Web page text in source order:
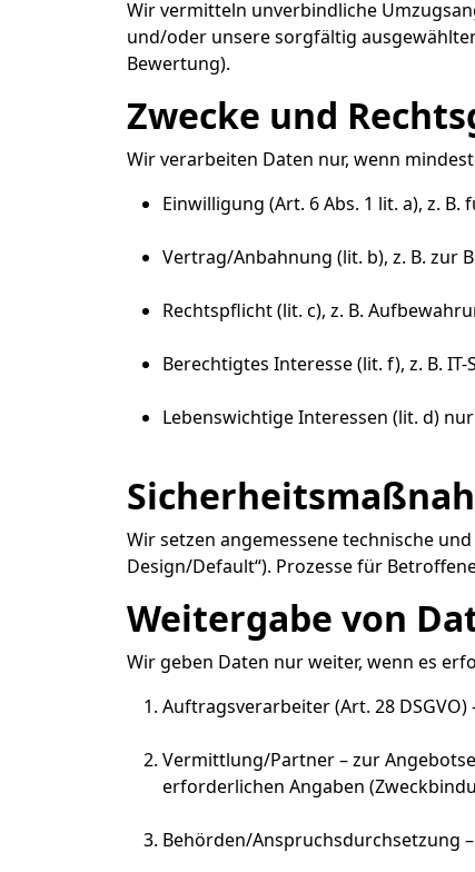
Wir vermitteln unverbindliche
und/oder unsere sorgfältig
Bewertung).
Zwecke und
Wir verarbeiten Daten nur, wenn
Einwilligung (Art. 6 Abs. 1 lit. a), z.
Vertrag/Anbahnung (lit. b), z. B. zur
Rechtspflicht (lit. c), z. B.
Berechtigtes Interesse (lit. f), z. B.
Lebenswichtige Interessen (lit. d)
Wir setzen angemessene technische
Design/Default“). Prozesse für
Weitergabe von
Wir geben Daten nur weiter, wenn es
Auftragsverarbeiter (Art. 28 DSGVO)
Vermittlung/Partner – zur
erforderlichen Angaben
Behörden/Anspruchsdurchsetzung